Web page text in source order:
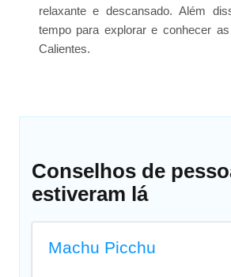
relaxante e descansado. Além
tempo para explorar e conhecer
Calientes.
Conselhos de
estiveram lá
Machu Picchu